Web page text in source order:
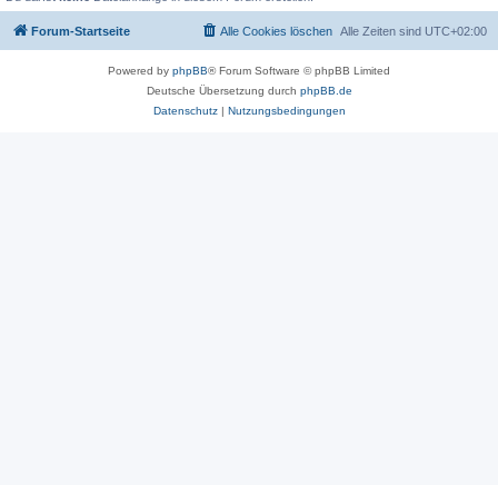
Forum-Startseite Alle Zeiten sind UTC+02:00
Alle Cookies löschen
Powered by phpBB® Forum Software © phpBB Limited
Deutsche Übersetzung durch phpBB.de
Datenschutz| Nutzungsbedingungen